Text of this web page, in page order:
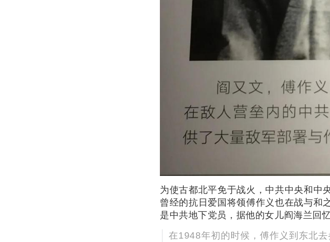
为使古都北平免于战火，中共中央和中
曾经的抗日爱国将领傅作义也在战与和
是中共地下党员，据他的女儿阎海兰回忆
在1948年初的时候，傅作义到东北